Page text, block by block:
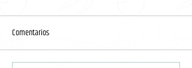
Comentarios